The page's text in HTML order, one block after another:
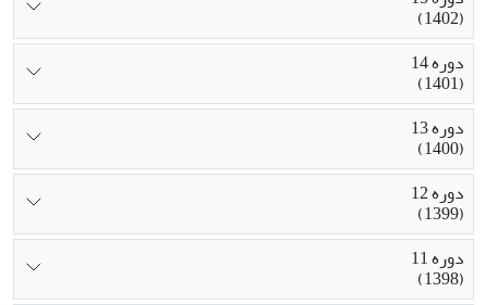
(1402)
دوره 14
(1401)
دوره 13
(1400)
دوره 12
(1399)
دوره 11
(1398)